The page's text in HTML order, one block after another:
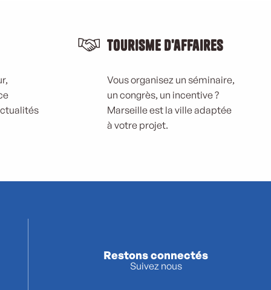
Tourisme d'affaires
Vous organisez un séminaire,
un congrès, un incentive ?
Marseille est la ville adaptée
à votre projet.
Restons connectés
Suivez nous